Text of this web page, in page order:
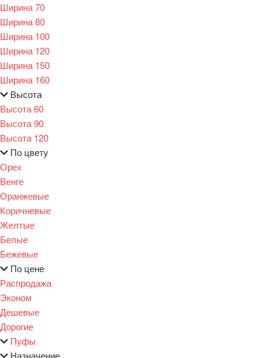
Ширина 70
Ширина 80
Ширина 100
Ширина 120
Ширина 150
Ширина 160
Высота
Высота 60
Высота 90
Высота 120
По цвету
Орех
Венге
Оранжевые
Коричневые
Желтые
Белые
Бежевые
По цене
Распродажа
Эконом
Дешевые
Дорогие
Пуфы
Назначение